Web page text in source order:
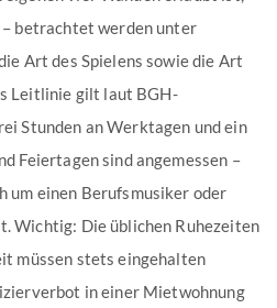
betrachtet werden unter
Art des Spielens sowie die Art
Leitlinie gilt laut BGH-
Stunden an Werktagen und ein
Feiertagen sind angemessen –
um einen Berufsmusiker oder
Wichtig: Die üblichen Ruhezeiten
müssen stets eingehalten
in einer Mietwohnung